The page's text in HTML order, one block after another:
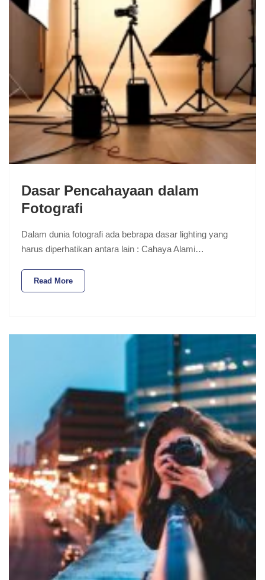
Dasar Pencahayaan dalam
Fotografi
Dalam dunia fotografi ada bebrapa dasar lighting yang
harus diperhatikan antara lain : Cahaya Alami…
Read More